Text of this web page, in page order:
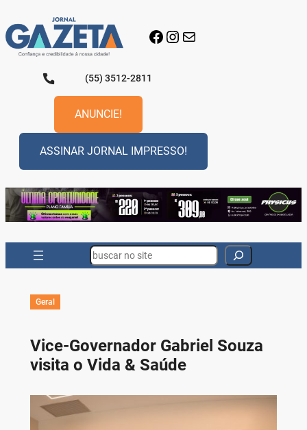
para
o
conteúdo
Facebook
Instagram
E-mail
(55) 3512-2811
ANUNCIE!
ASSINAR JORNAL IMPRESSO!
Search
Geral
Vice-Governador Gabriel Souza
visita o Vida & Saúde